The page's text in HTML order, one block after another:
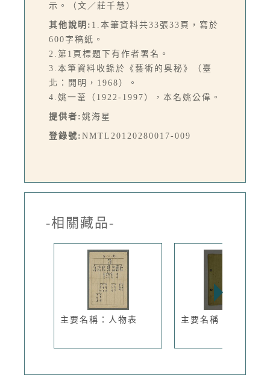
示。（文／莊千慧）
其他說明: 1.本筆資料共33張33頁，寫於
600字稿紙。
2.第1頁標題下有作者署名。
3.本筆資料收錄於《藝術的奥秘》（臺
北：開明，1968）。
4.姚一葦（1922-1997），本名姚公偉。
提供者: 姚海星
登錄號: NMTL20120280017-009
-相關藏品-
主要名稱：人物表 主要名稱：人物志